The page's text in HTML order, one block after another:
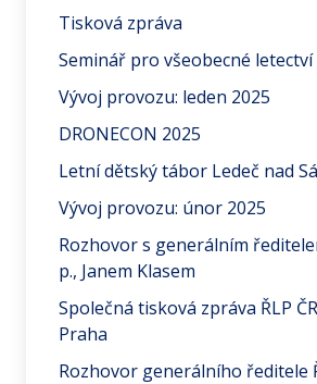
Tisková zpráva
Seminář pro všeobecné letectví
Vývoj provozu: leden 2025
DRONECON 2025
Letní dětský tábor Ledeč nad
Vývoj provozu: únor 2025
Rozhovor s generálním
p., Janem Klasem
Společná tisková zpráva ŘLP
Praha
Rozhovor generálního ředitele